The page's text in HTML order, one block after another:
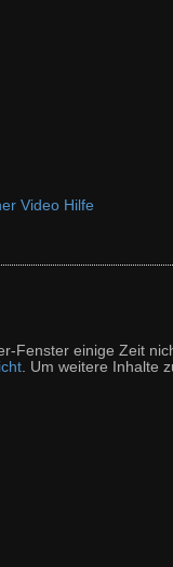
Video Hilfe
einige Zeit
. Um weitere Inhalte